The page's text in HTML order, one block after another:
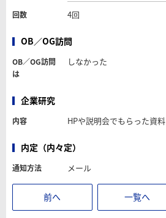
回数 4回
OB／OG訪問
OB／OG訪問
は
しなかった
企業研究
内容 HPや説明会でもらった資料
内定（内々定）
通知方法 メール
前へ 一覧へ